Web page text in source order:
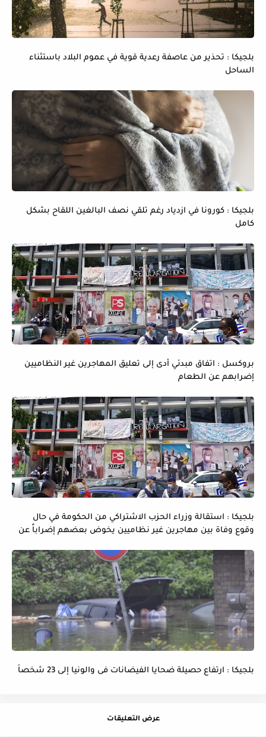
بلجيكا : تحذير من عاصفة رعدية قوية في عموم البلاد باستثناء
الساحل
بلجيكا : كورونا في ازدياد رغم تلقي نصف البالغين اللقاح بشكل
كامل
بروكسل : اتفاق مبدئي أدى إلى تعليق المهاجرين غير النظاميين
إضرابهم عن الطعام
بلجيكا : استقالة وزراء الحزب الاشتراكي من الحكومة في حال
وقوع وفاة بين مهاجرين غير نظاميين يخوض بعضهم إضراباً عن
بلجيكا : ارتفاع حصيلة ضحايا الفيضانات فى والونيا إلى 23 شخصاً
عرض التعليقات